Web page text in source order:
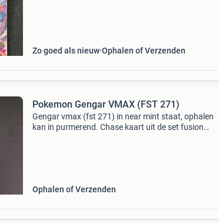
Zo goed als nieuw Ophalen of Verzenden
Pokemon Gengar VMAX (FST 271)
Gengar vmax (fst 271) in near mint staat, ophalen
kan in purmerend. Chase kaart uit de set fusion
Ophalen of Verzenden